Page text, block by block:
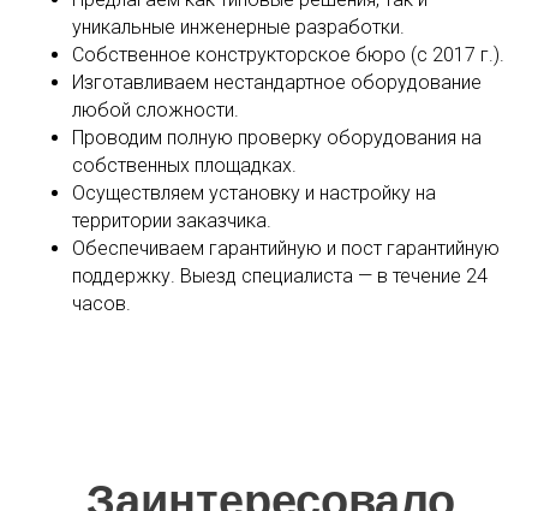
уникальные инженерные разработки.
Собственное конструкторское бюро (с 2017 г.).
Изготавливаем нестандартное оборудование
любой сложности.
Проводим полную проверку оборудования на
собственных площадках.
Осуществляем установку и настройку на
территории заказчика.
Обеспечиваем гарантийную и пост гарантийную
поддержку. Выезд специалиста — в течение 24
часов.
Заинтересовало